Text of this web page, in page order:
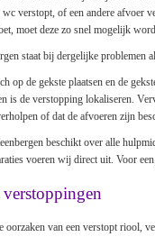
wc verstopt, of een andere afvoer
moet deze zo snel mogelijk
staat bij dergelijke problemen
op de gekste plaatsen en de
is de verstopping lokaliseren.
of dat de afvoeren zijn
beschikt over alle
voeren wij direct uit. Voor
oorzaken van een verstopt riool,